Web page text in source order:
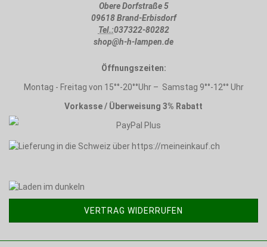
Obere Dorfstraße 5
09618 Brand-Erbisdorf
Tel.:037322-80282
shop@h-h-lampen.de
Öffnungszeiten:
Montag - Freitag von 15°°-20°°Uhr – Samstag 9°°-12°° Uhr
Vorkasse / Überweisung 3% Rabatt
VERTRAG WIDERRUFEN